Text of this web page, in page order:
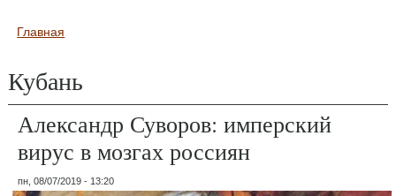
Вы здесь
Главная
Кубань
Александр Суворов: имперский
вирус в мозгах россиян
пн, 08/07/2019 - 13:20